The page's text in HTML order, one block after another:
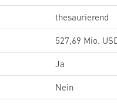
thesaurierend
527,69 Mio.
Ja
Nein